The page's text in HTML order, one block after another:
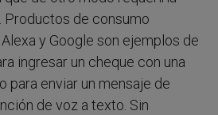
Productos de consumo
y Google son ejemplos de
ingresar un cheque con una
para enviar un mensaje de
de voz a texto. Sin